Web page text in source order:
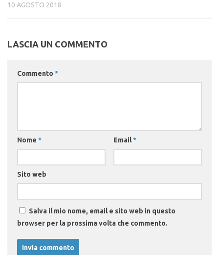
10 AGOSTO 2018
LASCIA UN COMMENTO
Commento *
Nome * Email*
Sito web
Salva il mio nome, email e sito web in questo
browser per la prossima volta che commento.